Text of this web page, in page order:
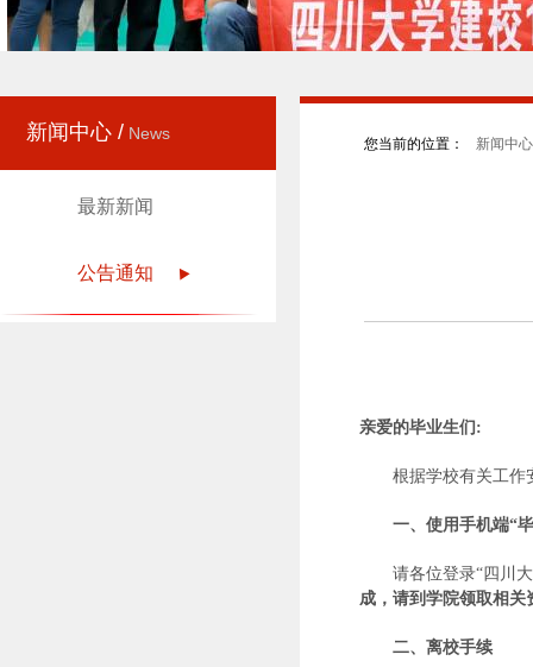
新闻中心 / News
最新新闻
公告通知
您当前的位置： 新闻中
亲爱的毕业生们:
根据学校有关工作
一、使用手机端“
请各位登录“四川
成，请到学院领取相关
二、离校手续